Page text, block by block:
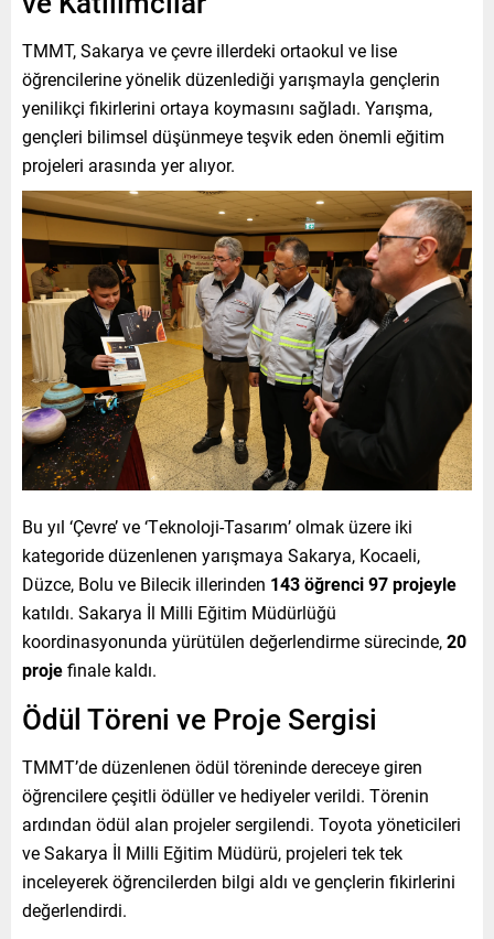
TMMT, Sakarya ve çevre illerdeki ortaokul ve lise
öğrencilerine yönelik düzenlediği yarışmayla gençlerin
yenilikçi fikirlerini ortaya koymasını sağladı. Yarışma,
gençleri bilimsel düşünmeye teşvik eden önemli eğitim
projeleri arasında yer alıyor.
Bu yıl ‘Çevre’ ve ‘Teknoloji-Tasarım’ olmak üzere iki
kategoride düzenlenen yarışmaya Sakarya, Kocaeli,
Düzce, Bolu ve Bilecik illerinden 143 öğrenci97 projeyle
katıldı. Sakarya İl Milli Eğitim Müdürlüğü
koordinasyonunda yürütülen değerlendirme sürecinde,20
projefinale kaldı.
Ödül Töreni ve Proje Sergisi
TMMT’de düzenlenen ödül töreninde dereceye giren
öğrencilere çeşitli ödüller ve hediyeler verildi. Törenin
ardından ödül alan projeler sergilendi. Toyota yöneticileri
ve Sakarya İl Milli Eğitim Müdürü, projeleri tek tek
inceleyerek öğrencilerden bilgi aldı ve gençlerin fikirlerini
değerlendirdi.